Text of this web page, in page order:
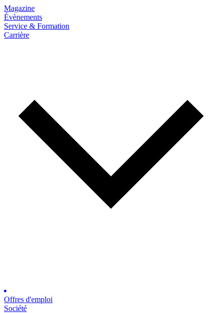
Magazine
Évènements
Service & Formation
Carrière
Offres d'emploi
Société